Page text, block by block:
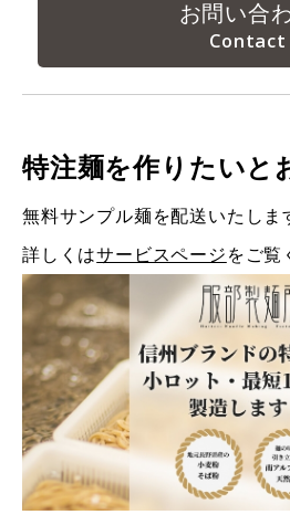
お問い合
特注麺を作りたいと
無料サンプル麺を配送いたしま
詳しくはサービスページ をご覧